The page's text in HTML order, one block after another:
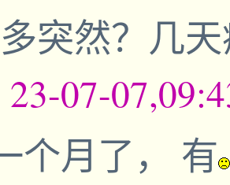
突然？几
23-07-
个月了， 有